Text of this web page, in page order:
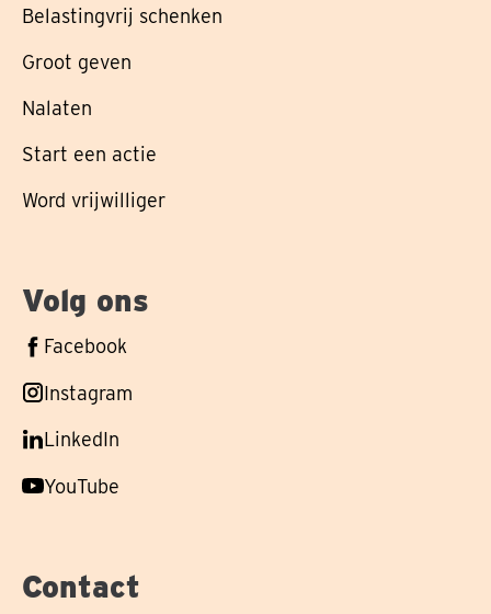
Belastingvrij schenken
Groot geven
Nalaten
Start een actie
Word vrijwilliger
Volg ons
Volg
op
Facebook
Volg
op
Instagram
Volg
op
LinkedIn
Volg
YouTube
Contact